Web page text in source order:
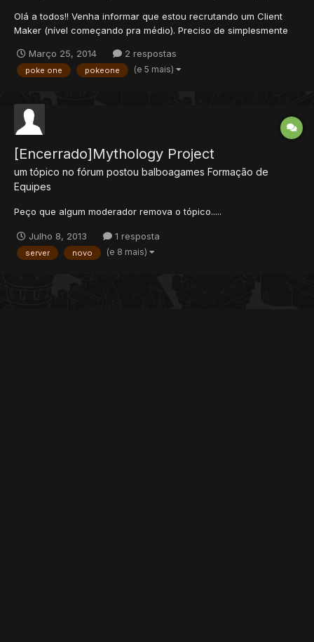
Olá a todos!! Venha informar que estou recrutando um Client
Maker (nível começando pra médio). Preciso de simplesmente
sprites e mexer com client novo (que já possuo). Alguém aí topa
o desafio? Para um rápido contato...
Março 25, 2014 2 respostas
poke one pokeone (e 5 mais)
[Encerrado]Mythology Project
um tópico no fórum postou balboagames Formação de
Equipes
Peço que algum moderador remova o tópico.....
Julho 8, 2013 1 resposta
server novo (e 8 mais)